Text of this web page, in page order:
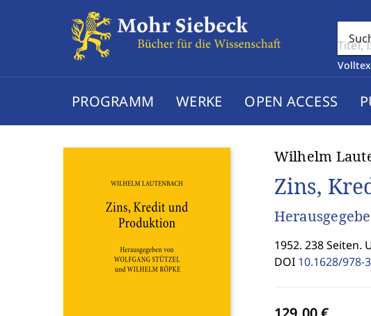
PROGRAMM WERKE OPEN ACCESS
Wilhelm
Zins,
1952. 238 Seiten.
DOI 10.1628/978-